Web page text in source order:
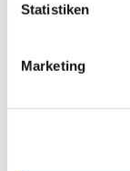
Statistiken
Marketing